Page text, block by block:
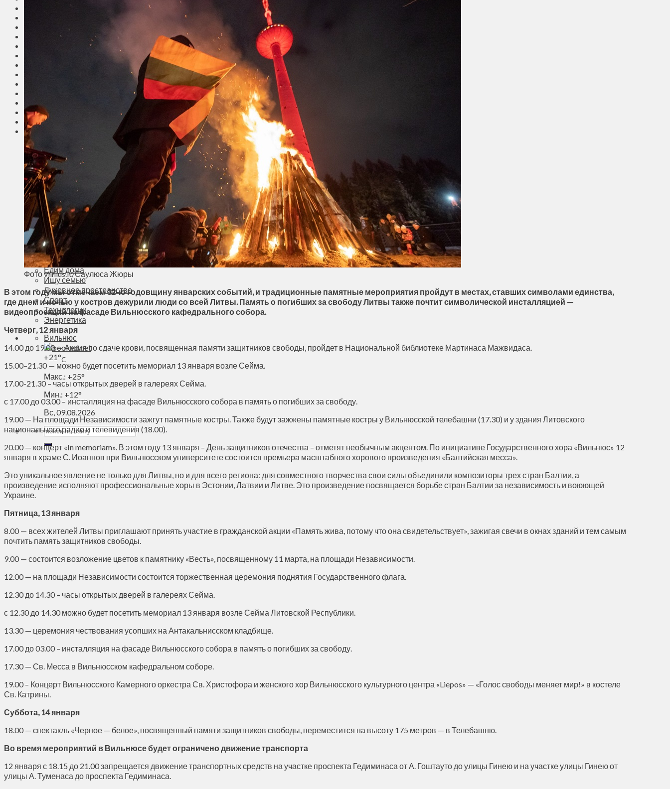
Сейм Литвы
Культура
Больше
Туризм
ЛК рекомендует
Сеньорам
Образование
Здравоохранение
Экология
Происшествия
Приграничье
Деньги
Визиты
Выборы
Агроновости
Едим дома
Ищу семью
Духовное пространство
Спорт
Технологии
Энергетика
Вильнюс
+21°C
Макс.: +25°
Мин.: +12°
Вс, 09.08.2026
Фото vilnius.lt/Саулюса Жюры
В этом году мы отмечаем 32-ю годовщину январских событий, и традиционные памятные мероприятия пройдут в местах, ставших символами единства,
где днем ​​и ночью у костров дежурили люди со всей Литвы. Память о погибших за свободу Литвы также почтит символической инсталляцией —
видеопроекций на фасаде Вильнюсского кафедрального собора.
Четверг, 12 января
14.00 до 19.00 — Акция по сдаче крови, посвященная памяти защитников свободы, пройдет в Национальной библиотеке Мартинаса Мажвидаса.
15.00–21.30 — можно будет посетить мемориал 13 января возле Сейма.
17.00-21.30 – часы открытых дверей в галереях Сейма.
с 17.00 до 03.00 – инсталляция на фасаде Вильнюсского собора в память о погибших за свободу.
19.00 — На площади Независимости зажгут памятные костры. Также будут зажжены памятные костры у Вильнюсской телебашни (17.30) и у здания Литовского
национального радио и телевидения (18.00).
20.00 — концерт «In memoriam». В этом году 13 января – День защитников отечества – отметят необычным акцентом. По инициативе Государственного хора «Вильнюс» 12
января в храме С. Иоаннов при Вильнюсском университете состоится премьера масштабного хорового произведения «Балтийская месса».
Это уникальное явление не только для Литвы, но и для всего региона: для совместного творчества свои силы объединили композиторы трех стран Балтии, а
произведение исполняют профессиональные хоры в Эстонии, Латвии и Литве. Это произведение посвящается борьбе стран Балтии за независимость и воюющей
Украине.
Пятница, 13 января
8.00 — всех жителей Литвы приглашают принять участие в гражданской акции «Память жива, потому что она свидетельствует», зажигая свечи в окнах зданий и тем самым
почтить память защитников свободы.
9.00 — состоится возложение цветов к памятнику «Весть», посвященному 11 марта, на площади Независимости.
12.00 — на площади Независимости состоится торжественная церемония поднятия Государственного флага.
12.30 до 14.30 – часы открытых дверей в галереях Сейма.
с 12.30 до 14.30 можно будет посетить мемориал 13 января возле Сейма Литовской Республики.
13.30 — церемония чествования усопших на Антакальнисском кладбище.
17.00 до 03.00 – инсталляция на фасаде Вильнюсского собора в память о погибших за свободу.
17.30 — Св. Месса в Вильнюсском кафедральном соборе.
19.00 – Концерт Вильнюсского Камерного оркестра Св. Христофора и женского хор Вильнюсского культурного центра «Liepos» — «Голос свободы меняет мир!» в костеле
Св. Катрины.
Суббота, 14 января
18.00 — спектакль «Черное — белое», посвященный памяти защитников свободы, переместится на высоту 175 метров — в Телебашню.
Во время мероприятий в Вильнюсе будет ограничено движение транспорта
12 января с 18.15 до 21.00 запрещается движение транспортных средств на участке проспекта Гедиминаса от А. Гоштауто до улицы Гинею и на участке улицы Гинею от
улицы А. Туменаса до проспекта Гедиминаса.